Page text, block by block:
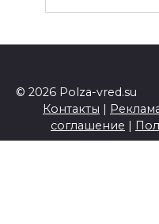
© 2026 Polza-vred.su
Контакты |
соглашение |